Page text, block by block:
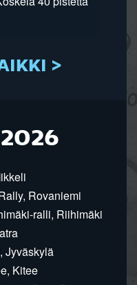
>
2026
Rovaniemi
ralli, Riihimäki
Jyväskylä
Kitee